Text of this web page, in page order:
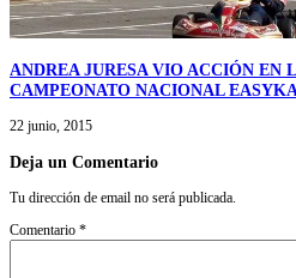
ANDREA JURESA VIO ACCIÓN EN
CAMPEONATO NACIONAL
22 junio, 2015
Deja un Comentario
Tu dirección de email no será publicada.
Comentario *